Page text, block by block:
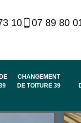
10 07 89 80
CHANGEMENT
DE TOITURE 39